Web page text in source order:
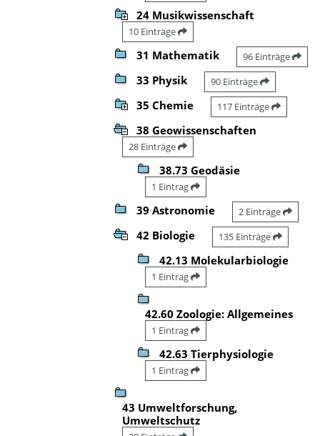
24 Musikwissenschaft
10 Einträge
31 Mathematik 96 Einträge
33 Physik 90 Einträge
35 Chemie 117 Einträge
38 Geowissenschaften
28 Einträge
38.73 Geodäsie
1 Eintrag
39 Astronomie 2 Einträge
42 Biologie 135 Einträge
42.13 Molekularbiologie
1 Eintrag
42.60 Zoologie: Allgemeines
1 Eintrag
42.63 Tierphysiologie
1 Eintrag
43 Umweltforschung,
Umweltschutz